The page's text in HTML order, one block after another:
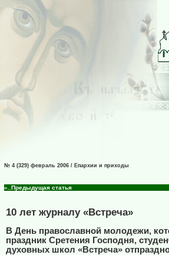
№ 4 (329) февраль 2006 / Епархии и приходы
«..Предыдущая статья
10 лет журналу «Встреча»
В День православной молодежи,
праздник Сретения Господня,
духовных школ «Встреча»